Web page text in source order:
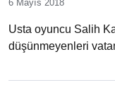
6 Mayıs 2018
Usta oyuncu Salih
düşünmeyenleri